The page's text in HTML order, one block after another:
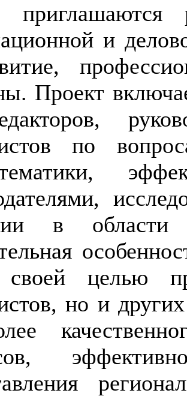
приглашаются
и
Проект
по
тематики,
в
своей целью
но и